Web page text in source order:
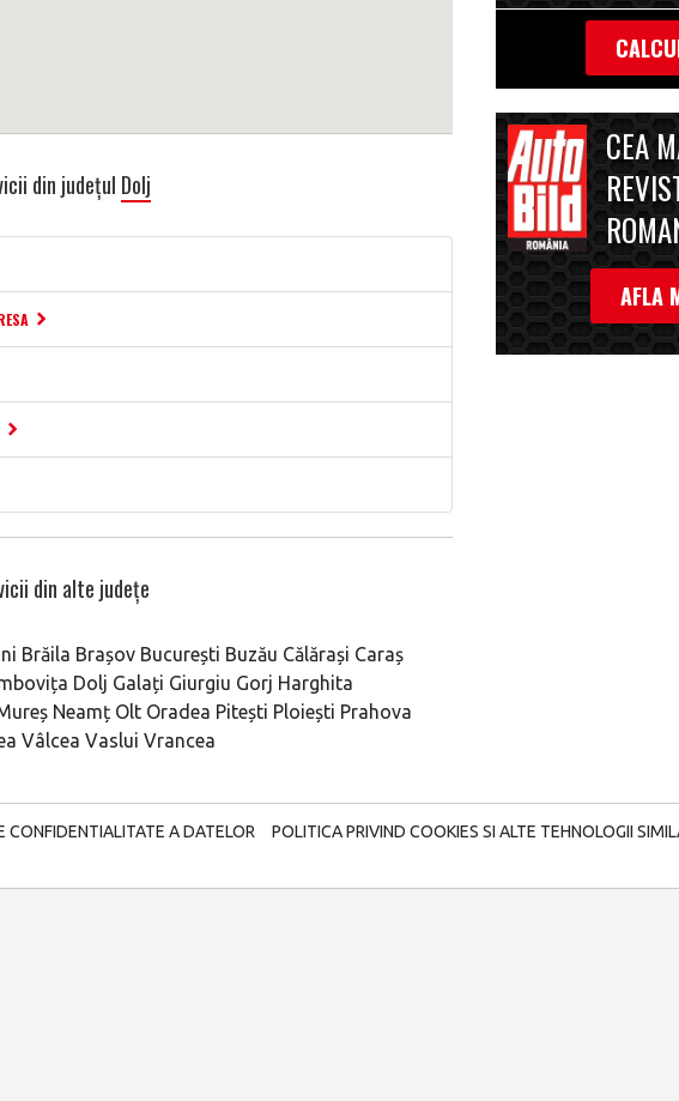
din județul Dolj
din alte județe
Brăila Brașov București Buzău Călărași Caraș
Dolj Galați Giurgiu Gorj Harghita
Neamț Olt Oradea Pitești Ploiești Prahova
Vâlcea Vaslui Vrancea
CEA
AFLA
CONFIDENTIALITATE A DATELOR POLITICA PRIVIND COOKIES SI ALTE TEHNOLOGII